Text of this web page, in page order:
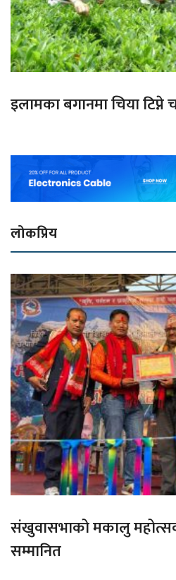
इलामका बगानमा चिया टिप्ने
लोकप्रिय
संखुवासभाको मकालु
सम्मानित